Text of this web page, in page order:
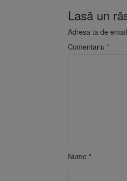
Lasă un
Adresa ta de
Comentariu *
Nume *